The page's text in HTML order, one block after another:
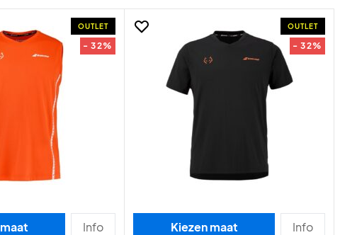
OUTLET
- 32%
Kiezen maat Info
OUTLET
- 32%
Kiezen maat Info